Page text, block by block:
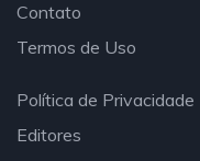
Contato
Termos de Uso
Política de Privacidade
Editores